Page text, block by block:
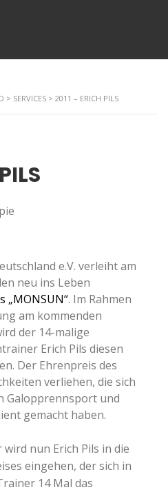
> SERVICES > 2011 – ERICH PILS
e.V. verleiht am
neu ins Leben
„MONSUN“. Im Rahmen
am kommenden
der 14-malige
Erich Pils diesen
Der Ehrenpreis des
verliehen, die sich
Galopprennsport und
gemacht haben.
nun Erich Pils in die
eingehen, der sich in
14 Mal das